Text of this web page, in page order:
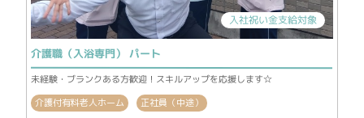
入社祝い金支給対象
介護職（入浴専門） パート
未経験・ブランクある方歓迎！スキルアップを応援します☆
介護付有料老人ホーム 正社員（中途）